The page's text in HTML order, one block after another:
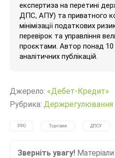
експертиза на перетині
ДПС, АПУ) та приватного
мінімізації податкових
перевірок та управління
проєктами. Автор понад 10
аналітичних публікацій.
Джерело: «Дебет-Кредит»
Рубрика: Держрегулювання
РРО Торгівля ДПСУ
Зверніть увагу!